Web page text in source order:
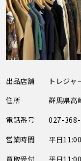
出品店舗
トレジャ
住所
群馬県高
電話番号
027-
営業時間
平日
買取受付
平日